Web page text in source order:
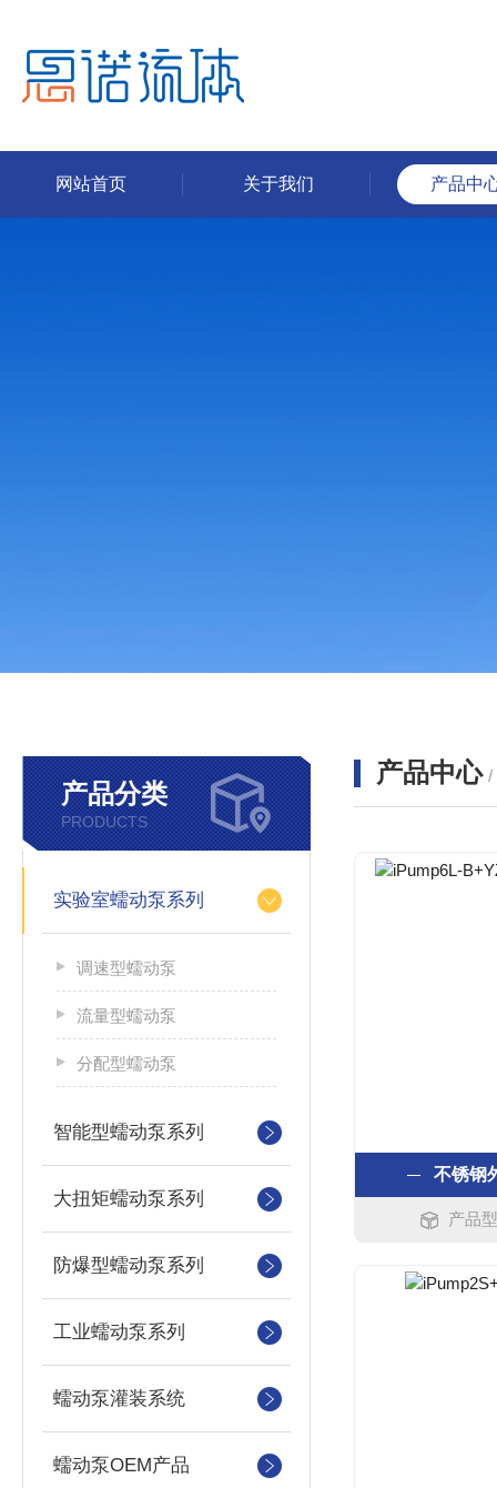
网站首页 关于我们 产品中
产品分类
PRODUCTS
实验室蠕动泵系列
调速型蠕动泵
流量型蠕动泵
分配型蠕动泵
智能型蠕动泵系列
大扭矩蠕动泵系列
防爆型蠕动泵系列
工业蠕动泵系列
蠕动泵灌装系统
蠕动泵OEM产品
产品中心 /
不锈钢
产品